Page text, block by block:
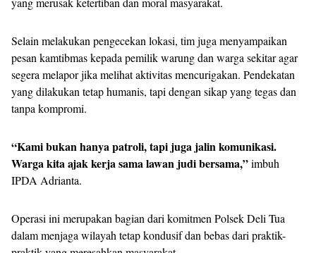
Selain melakukan pengecekan lokasi, tim juga menyampaikan
pesan kamtibmas kepada pemilik warung dan warga sekitar agar
segera melapor jika melihat aktivitas mencurigakan. Pendekatan
yang dilakukan tetap humanis, tapi dengan sikap yang tegas dan
tanpa kompromi.
“Kami bukan hanya patroli, tapi juga jalin komunikasi.
Warga kita ajak kerja sama lawan judi bersama,”imbuh
IPDA Adrianta.
Operasi ini merupakan bagian dari komitmen Polsek Deli Tua
dalam menjaga wilayah tetap kondusif dan bebas dari praktik-